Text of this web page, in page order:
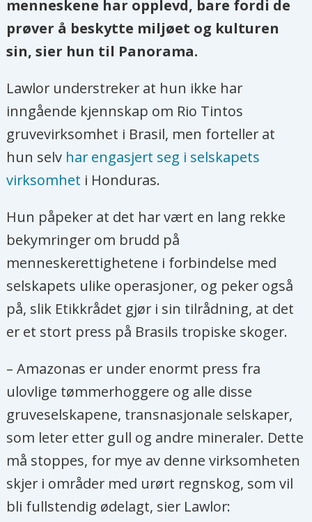
menneskene har opplevd, bare fordi de
prøver å beskytte miljøet og kulturen
sin, sier hun til Panorama.
Lawlor understreker at hun ikke har
inngående kjennskap om Rio Tintos
gruvevirksomhet i Brasil, men forteller at
hun selv har engasjert seg i selskapets
virksomhet i Honduras.
Hun påpeker at det har vært en lang rekke
bekymringer om brudd på
menneskerettighetene i forbindelse med
selskapets ulike operasjoner, og peker også
på, slik Etikkrådet gjør i sin tilrådning, at det
er et stort press på Brasils tropiske skoger.
– Amazonas er under enormt press fra
ulovlige tømmerhoggere og alle disse
gruveselskapene, transnasjonale selskaper,
som leter etter gull og andre mineraler. Dette
må stoppes, for mye av denne virksomheten
skjer i områder med urørt regnskog, som vil
bli fullstendig ødelagt, sier Lawlor: